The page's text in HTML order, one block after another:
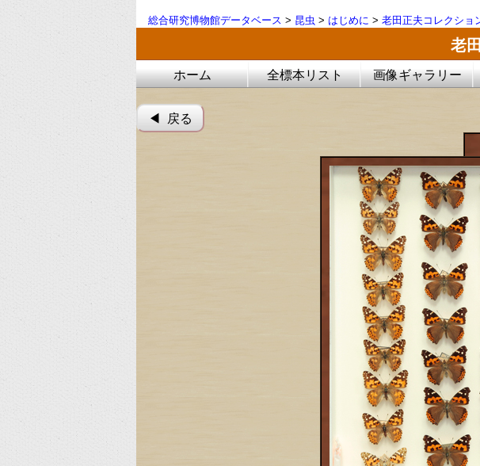
総合研究博物館データベース > 昆虫 > はじめに > 老田正夫コレクショ
老
ホーム 全標本リスト 画像ギャラリー
◀︎ 戻る